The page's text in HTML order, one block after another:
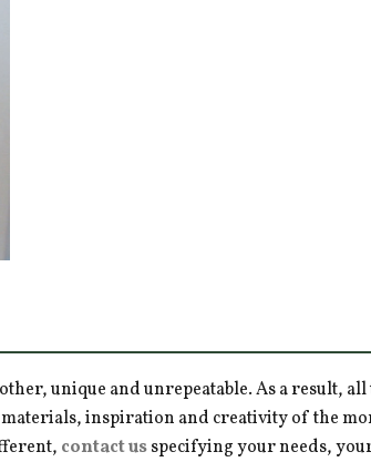
unique and unrepeatable. As a result,
inspiration and creativity of the
contact usspecifying your needs,